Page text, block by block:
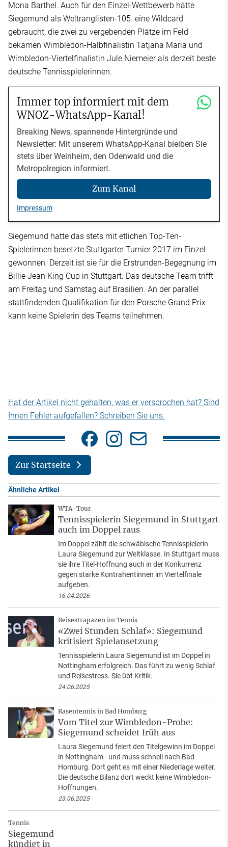
Mona Barthel. Auch für den Einzel-Wettbewerb hätte
Siegemund als Weltranglisten-105. eine Wildcard
gebraucht, die zwei zu vergebenden Plätze im Feld
bekamen Wimbledon-Halbfinalistin Tatjana Maria und
Wimbledon-Viertelfinalistin Jule Niemeier als derzeit beste
deutsche Tennisspielerinnen.
Immer top informiert mit dem
WNOZ-WhatsApp-Kanal!
Breaking News, spannende Hintergründe und
Newsletter: Mit unserem WhatsApp-Kanal bleiben Sie
stets über Weinheim, den Odenwald und die
Metropolregion informiert.
Zum Kanal
Impressum
Siegemund hatte das stets mit etlichen Top-Ten-
Spielerinnen besetzte Stuttgarter Turnier 2017 im Einzel
gewonnen. Derzeit ist sie für die Erstrunden-Begegnung im
Billie Jean King Cup in Stuttgart. Das deutsche Team trifft
am Freitag und Samstag auf Brasilien. An der parallel
stattfindenden Qualifikation für den Porsche Grand Prix
kann keine Spielerin des Teams teilnehmen.
Hat der Artikel nicht gehalten, was er versprochen hat? Sind
Ihnen Fehler aufgefallen? Schreiben Sie uns.
Zur Startseite
Ähnliche Artikel
WTA-Tour
Tennisspielerin Siegemund in Stuttgart
auch im Doppel raus
Im Doppel zählt die schwäbische Tennisspielerin
Laura Siegemund zur Weltklasse. In Stuttgart muss
sie ihre Titel-Hoffnung auch in der Konkurrenz
gegen starke Kontrahentinnen im Viertelfinale
aufgeben.
16.04.2026
Reisestrapazen im Tennis
«Zwei Stunden Schlaf»: Siegemund
kritisiert Spielansetzung
Tennisspielerin Laura Siegemund ist im Doppel in
Nottingham erfolgreich. Das führt zu wenig Schlaf
und Reisestress. Sie übt Kritik.
24.06.2025
Rasentennis in Bad Homburg
Vom Titel zur Wimbledon-Probe:
Siegemund scheidet früh aus
Laura Siegemund feiert den Titelgewinn im Doppel
in Nottingham - und muss schnell nach Bad
Homburg. Dort geht es mit einer Niederlage weiter.
Die deutsche Bilanz dort weckt keine Wimbledon-
Hoffnungen.
23.06.2025
Tennis
Siegemund
kündigt in